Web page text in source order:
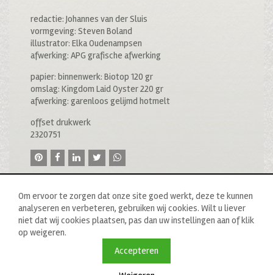
redactie: Johannes van der Sluis
vormgeving: Steven Boland
illustrator: Elka Oudenampsen
afwerking: APG grafische afwerking
papier: binnenwerk: Biotop 120 gr
omslag: Kingdom Laid Oyster 220 gr
afwerking: garenloos gelijmd hotmelt
offset drukwerk
2320751
© 2020 drukkerij raddraaier b.v., van ostadestraat 233b, 1073
tn amsterdam, t: 020 673 05 78, f: 020 676 71 00,
info@raddraaierssp.nl
Om ervoor te zorgen dat onze site goed werkt, deze te kunnen
analyseren en verbeteren, gebruiken wij cookies. Wilt u liever
niet dat wij cookies plaatsen, pas dan uw instellingen aan of klik
op weigeren.
Accepteren